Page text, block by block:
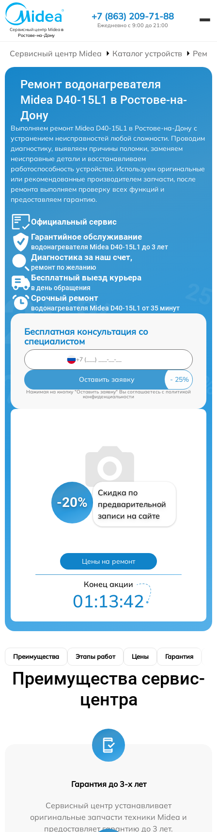
Сервисный центр Mideaв
Ростове-на-Дону
+7 (863) 209-71-88
Ежедневно с 9:00 до 21:00
Сервисный центр Midea Каталог устройств
Ремонт водонагревателя
Midea D40-15L1 в Ростове-на-
Дону
Выполняем ремонт Midea D40-15L1 в Ростове-на-Дону с
устранением неисправностей любой сложности. Проводим
диагностику, выявляем причины поломки, заменяем
неисправные детали и восстанавливаем
работоспособность устройства. Используем оригинальные
или рекомендованные производителем запчасти, после
ремонта выполняем проверку всех функций и
предоставляем гарантию.
Официальный сервис
Гарантийное обслуживание
водонагревателя Midea D40-15L1 до 3 лет
Диагностика за наш счет,
ремонт по желанию
Бесплатный выезд курьера
в день обращения
Срочный ремонт
водонагревателя Midea D40-15L1 от 35 минут
Бесплатная консультация со
специалистом
Оставить заявку
Нажимая на кнопку "Оставить заявку" Вы соглашаетесь cполитикой
конфиденциальности
-20%
Скидка по
предварительной
записи на сайте
Цены на ремонт
Конец акции
01:13:41
Преимущества Этапы работ Цены Гарантия
Преимущества сервис-
центра
Гарантия до 3-х лет
Сервисный центр устанавливает
оригинальные запчасти техники Midea и
предоставляет гарантию до 3 лет.